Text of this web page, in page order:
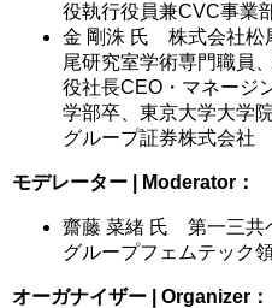
役執行役員兼CVC事業
金 剛洙 氏 株式会社松
尾研究室学術専門職員
役社長CEO・マネージ
学部卒、東京大学大学
グループ証券株式会社
モデレーター | Moderator：
齋藤 菜緒 氏 第一三共
グループフェムテック
オーガナイザー | Organizer：